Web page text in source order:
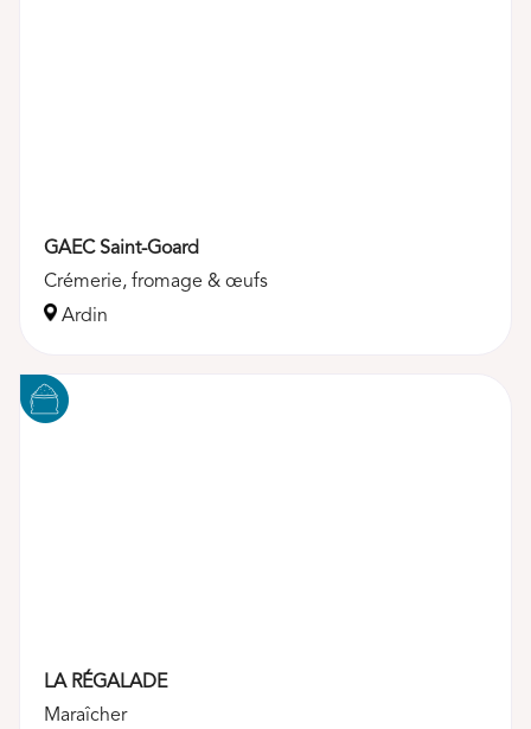
GAEC Saint-Goard
Crémerie, fromage & œufs
Ardin
LA RÉGALADE
Maraîcher